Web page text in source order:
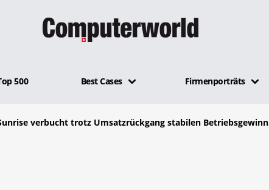
500 Best Cases Firmenporträts
verbucht trotz Umsatzrückgang stabilen Betriebsgewinn